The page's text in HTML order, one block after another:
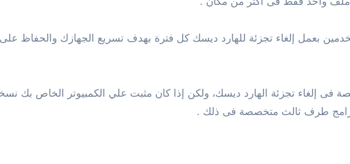
بعمل إلغاء تجزئة للهارد ديسك كل فترة بهدف تسريع الجهازك والحفاظ
برامج طرف ثالث متخصصة فى ذلك .